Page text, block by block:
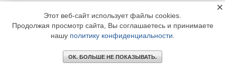
Этот веб-сайт использует файлы cookies.
Продолжая просмотр сайта, Вы соглашаетесь и принимаете
нашу политику конфиденциальности
ОК. БОЛЬШЕ НЕ ПОКАЗЫВАТЬ.
×